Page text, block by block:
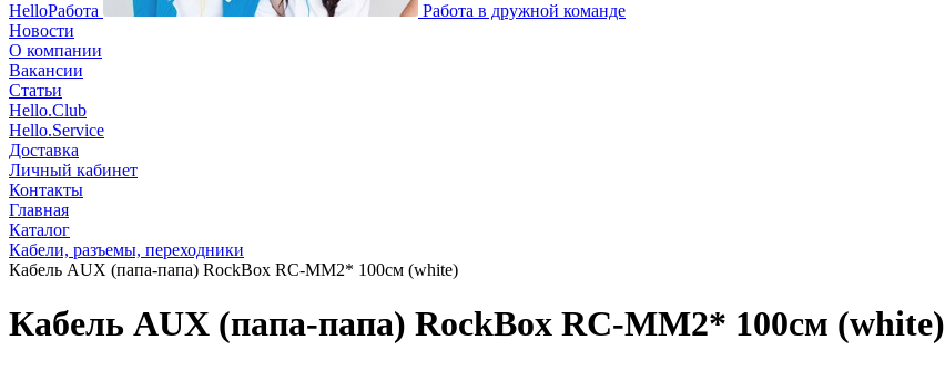
HelloРабота
Работа в дружной команде
Новости
О компании
Вакансии
Статьи
Hello.Club
Hello.Service
Доставка
Личный кабинет
Контакты
Главная
Каталог
Кабели, разъемы, переходники
Кабель AUX (папа-папа) RockBox RC-MM2* 100см (white)
Кабель AUX (папа-папа) RockBox RC-MM2* 100см (white)